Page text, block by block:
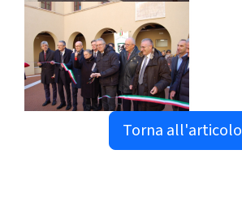
Torna all'articolo